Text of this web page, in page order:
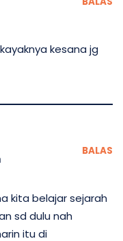
kesana jg
BALAS
kita belajar sejarah
sd dulu nah
itu di